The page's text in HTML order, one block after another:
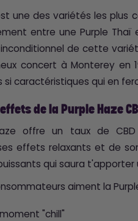
une des variétés les plus
entre une Purple
de cette
concert à Monterey en
caractéristiques qui en
de la Purple Haze
offre un taux de
effets relaxants et de
qui saura
aiment la
"chill"